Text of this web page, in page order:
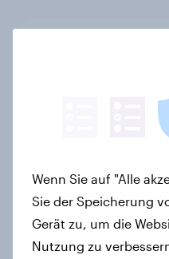
Änderung des
40 Jahre
wird verdrängt,
Ernstfall –
Spaltthema
Wenn Sie auf "Alle
Sie der Speicherung
Gerät zu, um die
Nutzung zu